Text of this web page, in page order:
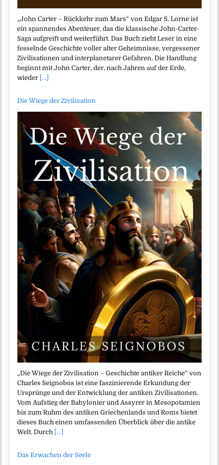
„John Carter – Rückkehr zum Mars“ von Edgar S. Lorne ist
ein spannendes Abenteuer, das die klassische John-Carter-
Saga aufgreift und weiterführt. Das Buch zieht Leser in eine
fesselnde Geschichte voller alter Geheimnisse, vergessener
Zivilisationen und interplanetarer Gefahren. Die Handlung
beginnt mit John Carter, der, nach Jahren auf der Erde,
wieder [...]
Die Wiege der Zivilisation
„Die Wiege der Zivilisation – Geschichte antiker Reiche“ von
Charles Seignobos ist eine faszinierende Erkundung der
Ursprünge und der Entwicklung der antiken Zivilisationen.
Vom Aufstieg der Babylonier und Assyrer in Mesopotamien
bis zum Ruhm des antiken Griechenlands und Roms bietet
dieses Buch einen umfassenden Überblick über die antike
Welt. Durch [...]
Das Erwachen der Seele